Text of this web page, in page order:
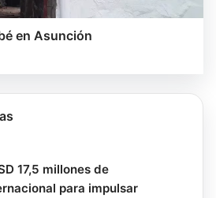
en Asunción
17,5 millones de
para impulsar